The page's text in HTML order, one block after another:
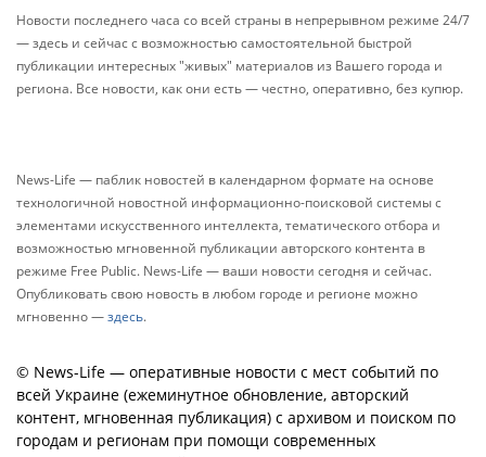
Новости последнего часа со всей страны в непрерывном режиме 24/7
— здесь и сейчас с возможностью самостоятельной быстрой
публикации интересных "живых" материалов из Вашего города и
региона. Все новости, как они есть — честно, оперативно, без купюр.
News-Life — паблик новостей в календарном формате на основе
технологичной новостной информационно-поисковой системы с
элементами искусственного интеллекта, тематического отбора и
возможностью мгновенной публикации авторского контента в
режиме Free Public. News-Life — ваши новости сегодня и сейчас.
Опубликовать свою новость в любом городе и регионе можно
мгновенно —здесь.
© News-Life — оперативные новости с мест событий по
всей Украине (ежеминутное обновление, авторский
контент, мгновенная публикация) с архивом и поиском по
городам и регионам при помощи современных